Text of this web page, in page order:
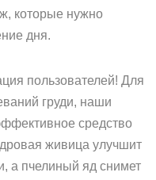
которые нужно
дня.
пользователей! Для
груди, наши
средство
живица улучшит
а пчелиный яд снимет